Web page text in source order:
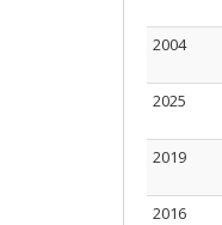
2004
2025
2019
2016